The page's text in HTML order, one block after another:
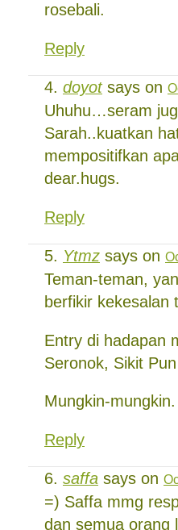
rosebali.
Reply
doyotsays on
Uhuhu…seram
Sarah..kuatkan
mempositifkan
dear.hugs.
Reply
Ytmz says on
Teman-teman,
berfikir kekesalan
Entry di hadapan
Seronok, Sikit Pun
Mungkin-mungkin.
Reply
saffa says on
=) Saffa mmg
dan semua orang